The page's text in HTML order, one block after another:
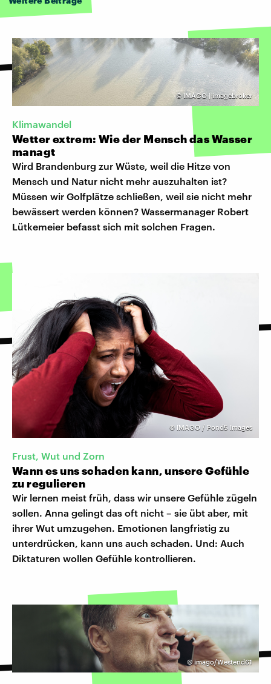
©IMAGO | imagebroker
Klimawandel
Wetter extrem: Wie der Mensch das Wasser
managt
Wird Brandenburg zur Wüste, weil die Hitze von
Mensch und Natur nicht mehr auszuhalten ist?
Müssen wir Golfplätze schließen, weil sie nicht mehr
bewässert werden können? Wassermanager Robert
Lütkemeier befasst sich mit solchen Fragen.
© IMAGO / Pond5 Images
Frust, Wut und Zorn
Wann es uns schaden kann, unsere Gefühle
zu regulieren
Wir lernen meist früh, dass wir unsere Gefühle zügeln
sollen. Anna gelingt das oft nicht – sie übt aber, mit
ihrer Wut umzugehen. Emotionen langfristig zu
unterdrücken, kann uns auch schaden. Und: Auch
Diktaturen wollen Gefühle kontrollieren.
©imago/Westend61